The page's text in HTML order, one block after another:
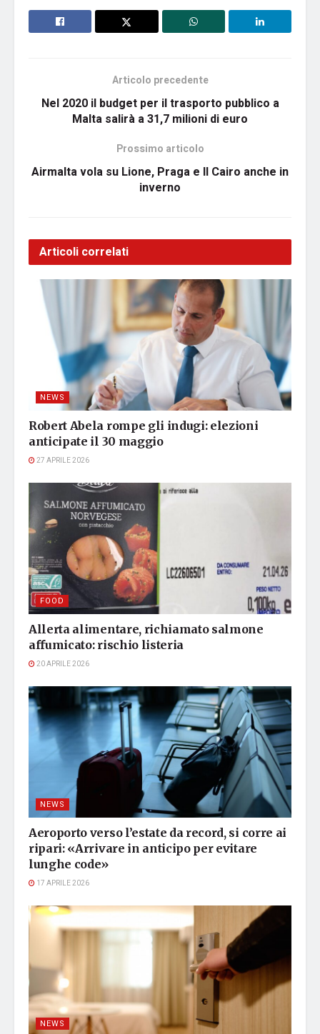
Articolo precedente
Nel 2020 il budget per il trasporto pubblico a
Malta salirà a 31,7 milioni di euro
Prossimo articolo
Airmalta vola su Lione, Praga e Il Cairo anche in
inverno
Articoli correlati
NEWS
Robert Abela rompe gli indugi: elezioni
anticipate il 30 maggio
27 APRILE 2026
FOOD
Allerta alimentare, richiamato salmone
affumicato: rischio listeria
20 APRILE 2026
NEWS
Aeroporto verso l’estate da record, si corre ai
ripari: «Arrivare in anticipo per evitare
lunghe code»
17 APRILE 2026
NEWS